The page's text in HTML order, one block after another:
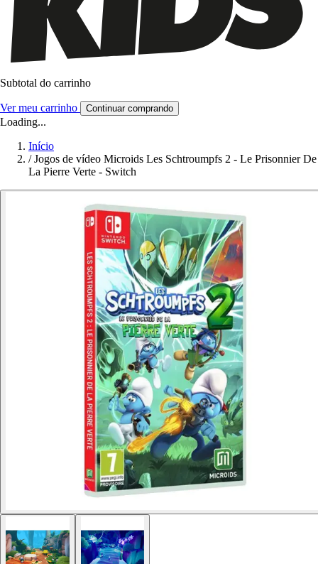
Subtotal do carrinho
Ver meu carrinho Continuar comprando
Loading...
Início
/ Jogos de vídeo Microids Les Schtroumpfs 2 - Le Prisonnier De
La Pierre Verte - Switch